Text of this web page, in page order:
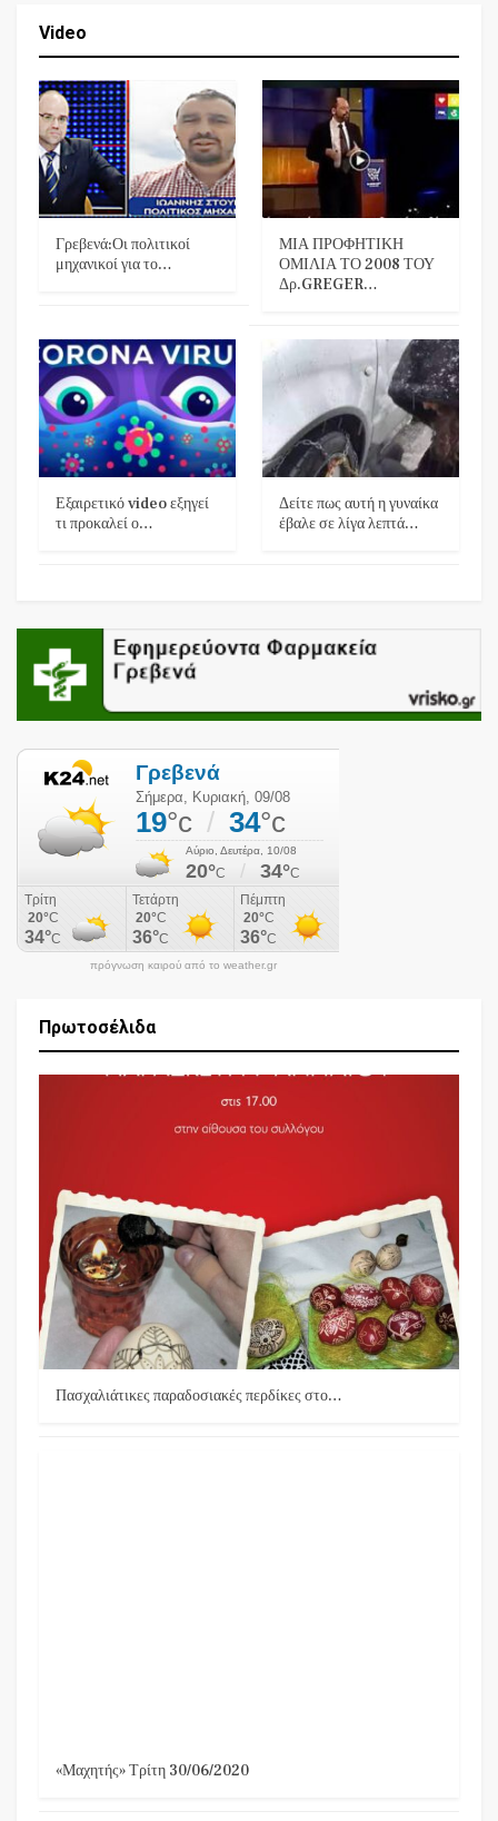
Video
Γρεβενά:Οι πολιτικοί
μηχανικοί για το…
ΜΙΑ ΠΡΟΦΗΤΙΚΗ
ΟΜΙΛΙΑ ΤΟ 2008 ΤΟΥ
Δρ.GREGER…
Εξαιρετικό video εξηγεί
τι προκαλεί ο…
Δείτε πως αυτή η γυναίκα
έβαλε σε λίγα λεπτά…
πρόγνωση καιρού από το weather.gr
Πρωτοσέλιδα
Πασχαλιάτικες παραδοσιακές περδίκες στο…
«Μαχητής» Τρίτη 30/06/2020